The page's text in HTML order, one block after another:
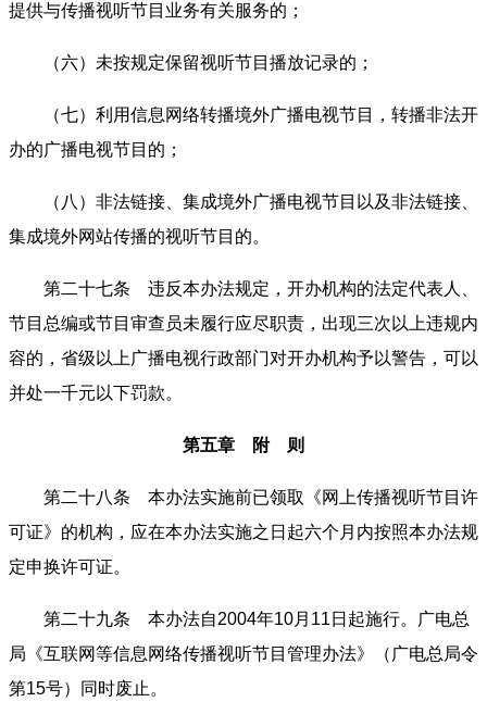
提供与传播视听节目业务有关服务的；
（六）未按规定保留视听节目播放记录的；
（七）利用信息网络转播境外广播电视节目，转播非法开
办的广播电视节目的；
（八）非法链接、集成境外广播电视节目以及非法链接、
集成境外网站传播的视听节目的。
第二十七条 违反本办法规定，开办机构的法定代表人、
节目总编或节目审查员未履行应尽职责，出现三次以上违规内
容的，省级以上广播电视行政部门对开办机构予以警告，可以
并处一千元以下罚款。
第五章 附 则
第二十八条 本办法实施前已领取《网上传播视听节目许
可证》的机构，应在本办法实施之日起六个月内按照本办法规
定申换许可证。
第二十九条 本办法自2004年10月11日起施行。广电总
局《互联网等信息网络传播视听节目管理办法》（广电总局令
第15号）同时废止。